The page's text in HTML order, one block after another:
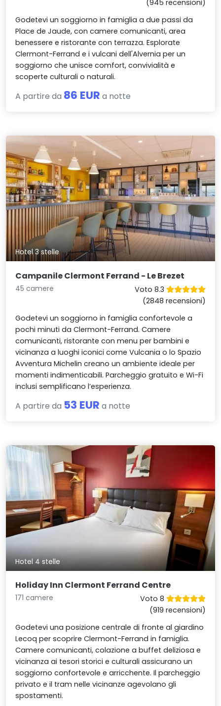
(945 recensioni)
Godetevi un soggiorno in famiglia a due passi da
Place de Jaude, con camere comunicanti, area
benessere e ristorante con terrazza. Esplorate
Clermont-Ferrand e i vulcani dell'Alvernia per un
soggiorno che unisce comfort, convivialità e
scoperte culturali o naturali.
A partire da 86 EUR a notte
Hotel 3 stelle
Campanile Clermont Ferrand - Le Brezet
45 camere
Voto 8.3
(2848 recensioni)
Godetevi un soggiorno in famiglia confortevole a
pochi minuti da Clermont-Ferrand. Camere
comunicanti, ristorante con menu per bambini e
vicinanza a luoghi iconici come Vulcania o lo Spazio
Avventura Michelin creano un ambiente ideale per
momenti indimenticabili. Parcheggio gratuito e Wi-Fi
inclusi semplificano l’esperienza.
A partire da 53 EUR a notte
Hotel 4 stelle
Holiday Inn Clermont Ferrand Centre
171 camere
Voto 8
(919 recensioni)
Godetevi una posizione centrale di fronte al giardino
Lecoq per scoprire Clermont-Ferrand in famiglia.
Camere comunicanti, colazione a buffet deliziosa e
vicinanza ai tesori storici e culturali assicurano un
soggiorno confortevole e arricchente. Il parcheggio
privato e il tram nelle vicinanze agevolano gli
spostamenti.